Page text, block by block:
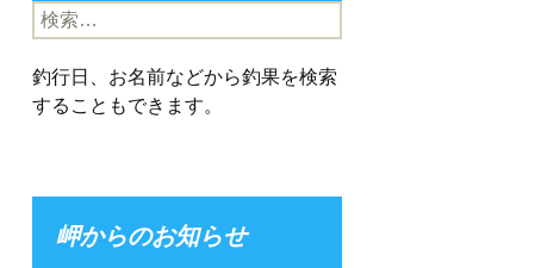
検
索:
釣行日、お名前などから釣果を検索
することもできます。
岬からのお知らせ